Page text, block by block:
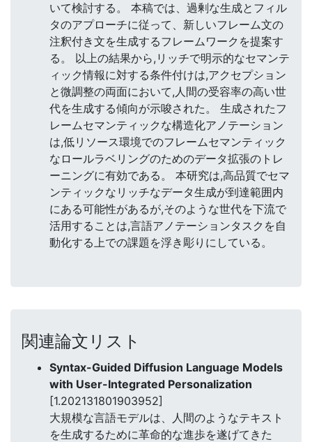
いて検討する。 本稿では、過剰な生成とフィル
タのアプローチに従って、新しいフレーム文の
注釈付き文を生成するフレームワークを提案す
る。 以上の結果から,リッチで明示的なセマンテ
ィック情報に対する条件付けは,アクセプション
と微調整の両面において,人間の受容率の高い世
代を生成する傾向が示唆された。 生成されたフ
レームセマンティックな構造化アノテーション
は,低リソース環境でのフレームセマンティック
なロールラベリングのためのデータ拡張のトレ
ーニングに有効である。 本研究は,高品質でセマ
ンティックなリッチなデータ生成が到達範囲内
にある可能性があるが,そのような世代を下流で
活用することは,言語アノテーションタスクを自
動化する上での課題を浮き彫りにしている。
関連論文リスト
Syntax-Guided Diffusion Language Models
with User-Integrated Personalization
[1.202131801903952]
大規模な言語モデルは、人間のようなテキスト
を生成するために革命的な進歩を遂げてきた